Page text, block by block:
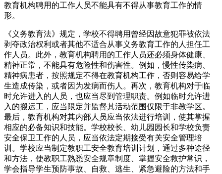
教育机构聘用的工作人员不能具有不得从事教育工作的情
形。
《义务教育法》规定，学校不得聘用曾经因故意犯罪被依法
剥夺政治权利或者其他不适合从事义务教育工作的人担任工
作人员。此外，教育机构聘用的工作人员还必须身体健康、
精神正常，不能具有危险性和伤害性。例如，慢性传染病、
精神病患者，按照规定不得在教育机构工作，否则容易给学
生造成传染，或者因为发病而伤人。再次，教育机构对于临
时允许进入的人员，也应当尽到管理职责。例如临时允许进
入的搬运工，应当限定并监督其活动范围仅限于非教学区。
最后，教育机构对其内部人员应当依法进行培训，使其掌握
相应的必备知识和技能。学校校长、幼儿园园长和学校负责
安全保卫工作的人员，应当依法定期接受有关安全管理培
训。学校应当制定教职工安全教育培训计划，通过多种途径
和方法，使教职工熟悉安全规章制度、掌握安全救护常识，
学会指导学生预防事故、自救、逃生、紧急避险的方法和手